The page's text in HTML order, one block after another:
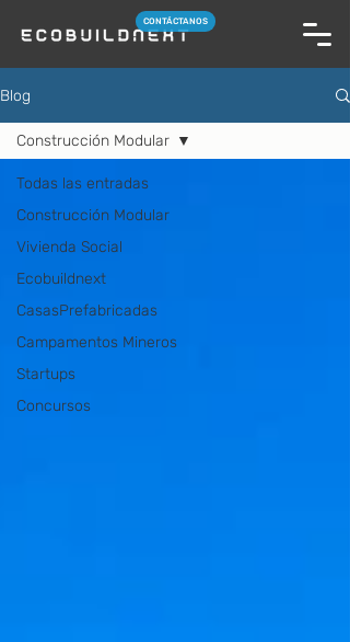
CONTÁCTANOS
Blog
Todas las entradas
Construcción Modular
Vivienda Social
Ecobuildnext
CasasPrefabricadas
Campamentos Mineros
Startups
Concursos
Construcción Modular